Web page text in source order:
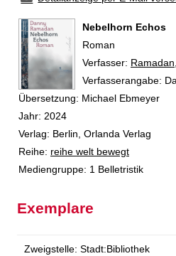
Nebelhorn Echos
Roman
Verfasser: Suche
Verfasserangabe:
Übersetzung: Michael Ebmeyer
Jahr: 2024
Verlag: Berlin, Orlanda Verlag
Reihe: reihe welt bewegt
Mediengruppe: 1 Belletristik
Exemplare
Zweigstelle: Stadt:Bibliothek